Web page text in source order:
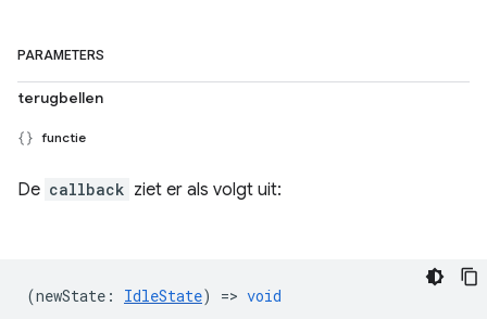
PARAMETERS
terugbellen
functie
De callback ziet er als volgt uit:
(newState : IdleState) => void